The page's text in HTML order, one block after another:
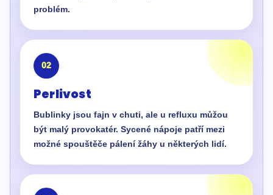
problém.
02
Perlivost
Bublinky jsou fajn v chuti, ale u refluxu můžou
být malý provokatér. Sycené nápoje patří mezi
možné spouštěče pálení žáhy u některých lidí.